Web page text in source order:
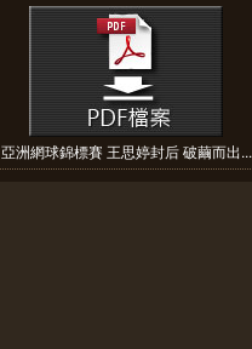
亞洲網球錦標賽 王思婷封后 破繭而出...